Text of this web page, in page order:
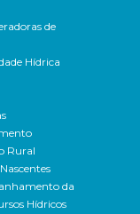
de
Hídrica
Rural
da
Hídricos